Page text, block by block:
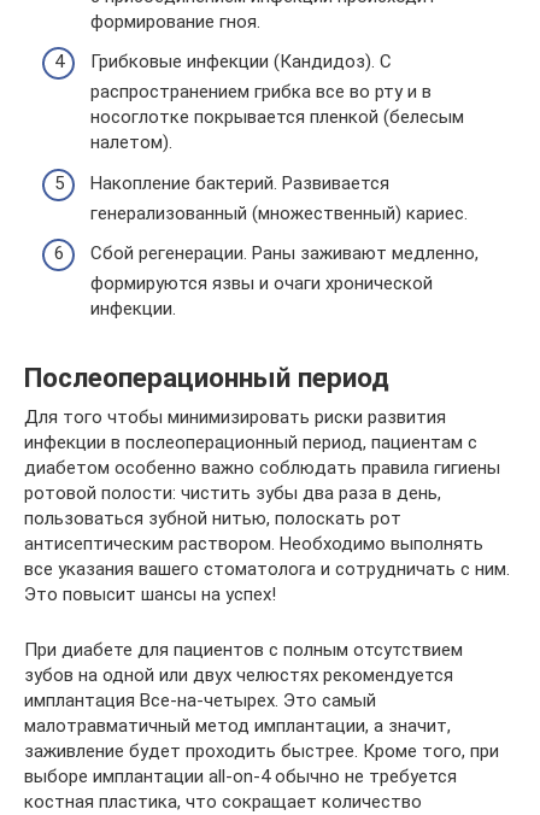
формирование гноя.
Грибковые инфекции (Кандидоз). С
распространением грибка все во рту и в
носоглотке покрывается пленкой (белесым
налетом).
Накопление бактерий. Развивается
генерализованный (множественный) кариес.
Сбой регенерации. Раны заживают медленно,
формируются язвы и очаги хронической
инфекции.
Послеоперационный период
Для того чтобы минимизировать риски развития
инфекции в послеоперационный период, пациентам с
диабетом особенно важно соблюдать правила гигиены
ротовой полости: чистить зубы два раза в день,
пользоваться зубной нитью, полоскать рот
антисептическим раствором. Необходимо выполнять
все указания вашего стоматолога и сотрудничать с ним.
Это повысит шансы на успех!
При диабете для пациентов с полным отсутствием
зубов на одной или двух челюстях рекомендуется
имплантация Все-на-четырех. Это самый
малотравматичный метод имплантации, а значит,
заживление будет проходить быстрее. Кроме того, при
выборе имплантации all-on-4 обычно не требуется
костная пластика, что сокращает количество